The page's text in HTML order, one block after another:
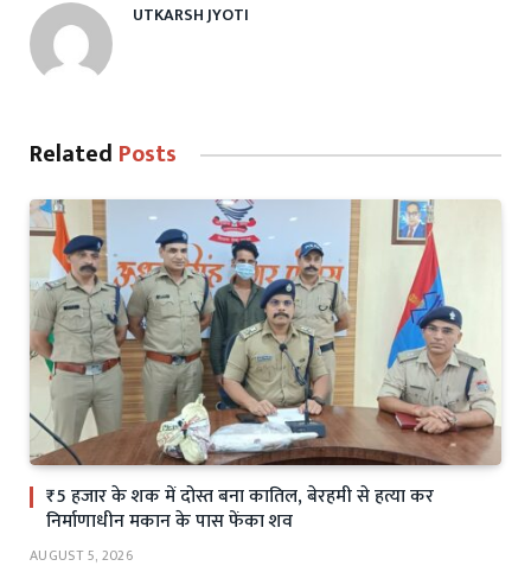
UTKARSH JYOTI
Related Posts
₹5 हजार के शक में दोस्त बना कातिल, बेरहमी से हत्या कर
निर्माणाधीन मकान के पास फेंका शव
AUGUST 5, 2026